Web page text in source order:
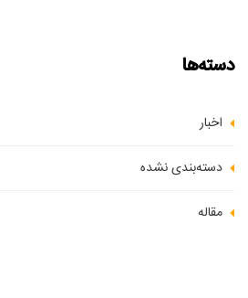
دسته‌ها
اخبار
دسته‌بندی نشده
مقاله